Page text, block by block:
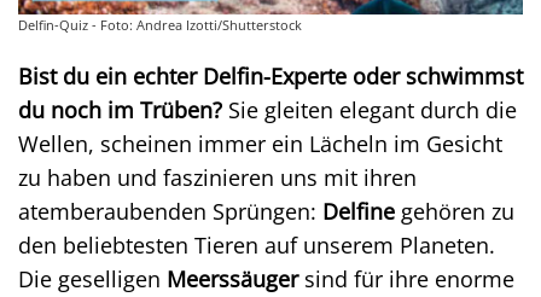
Delfin-Quiz - Foto: Andrea Izotti/Shutterstock
Bist du ein echter Delfin-Experte oder schwimmst
du noch im Trüben? Sie gleiten elegant durch die
Wellen, scheinen immer ein Lächeln im Gesicht
zu haben und faszinieren uns mit ihren
atemberaubenden Sprüngen: Delfine gehören zu
den beliebtesten Tieren auf unserem Planeten.
Die geselligen Meerssäugersind für ihre enorme